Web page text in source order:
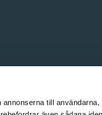
till användarna,